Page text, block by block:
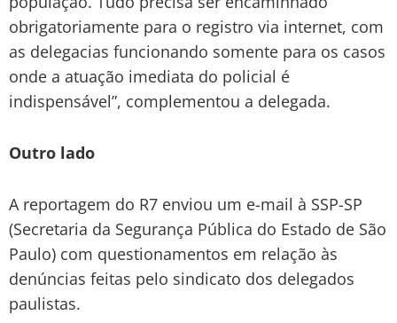
obrigatoriamente para o registro via internet, com
as delegacias funcionando somente para os casos
onde a atuação imediata do policial é
indispensável”, complementou a delegada.
Outro lado
A reportagem do R7 enviou um e-mail à SSP-SP
(Secretaria da Segurança Pública do Estado de São
Paulo) com questionamentos em relação às
denúncias feitas pelo sindicato dos delegados
paulistas.